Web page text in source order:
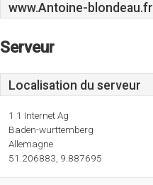
www.Antoine-blondeau.fr
Serveur
Localisation du serveur
1 1 Internet Ag
Baden-wurttemberg
Allemagne
51.206883, 9.887695